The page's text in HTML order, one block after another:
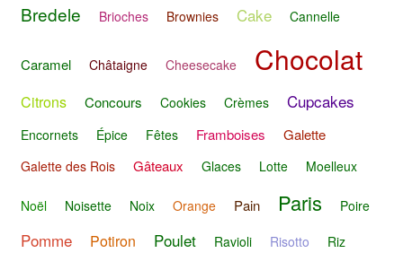
Bredele Brioches Brownies Cake Cannelle
Caramel Châtaigne Cheesecake Chocolat
Citrons Concours Cookies Crèmes Cupcakes
Encornets Épice Fêtes Framboises Galette
Galette des Rois Gâteaux Glaces Lotte Moelleux
Noël Noisette Noix Orange Pain Paris Poire
Pomme Potiron Poulet Ravioli Risotto
Riz